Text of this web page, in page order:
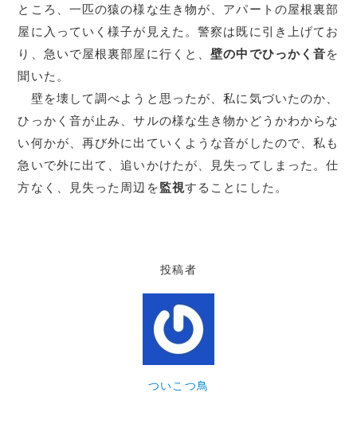
ところ、一匹の猿の様な生き物が、アパートの屋根裏部
屋に入っていく様子が見えた。警察は既に引き上げてお
り、急いで屋根裏部屋に行くと、壁の中でひっかく音を
聞いた。
壁を壊して調べようと思ったが、私に気づいたのか、
ひっかく音が止み、サルの様な生き物かどうかわからな
い何かが、再び外に出ていくような音がしたので、私も
急いで外に出て、追いかけたが、見失ってしまった。仕
方なく、見失った周辺を監視することにした。
投稿者
ついこつ鳥